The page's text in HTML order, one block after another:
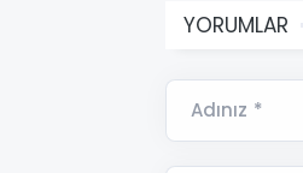
YORUMLAR
Adınız *